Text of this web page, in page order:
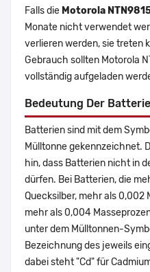
Falls die Motorola
Monate nicht verwendet
verlieren werden, sie treten
Gebrauch sollten Motorola
vollständig aufgeladen
Bedeutung Der
Batterien sind mit dem
Mülltonne gekennzeichnet.
hin, dass Batterien nicht in
dürfen. Bei Batterien, die
Quecksilber, mehr als 0,002
mehr als 0,004
unter dem Mülltonnen-
Bezeichnung des jeweils
dabei steht "Cd" für